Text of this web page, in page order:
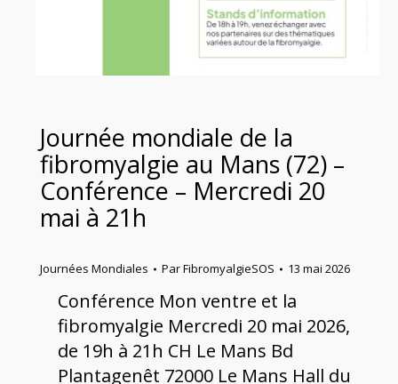
Journée mondiale de la
fibromyalgie au Mans (72) –
Conférence – Mercredi 20
mai à 21h
Journées Mondiales ParFibromyalgieSOS 13 mai 2026
Conférence Mon ventre et la
fibromyalgie Mercredi 20 mai 2026,
de 19h à 21h CH Le Mans Bd
Plantagenêt 72000 Le Mans Hall du